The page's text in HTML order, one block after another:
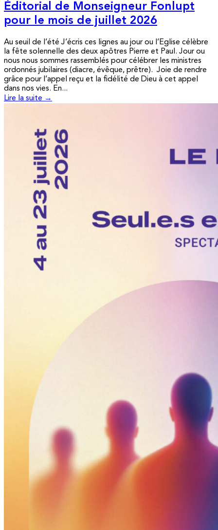
Éditorial de Monseigneur Fonlupt
pour le mois de juillet 2026
Au seuil de l’été J’écris ces lignes au jour ou l’Eglise célèbre
la fête solennelle des deux apôtres Pierre et Paul. Jour ou
nous nous sommes rassemblés pour célébrer les ministres
ordonnés jubilaires (diacre, évêque, prêtre). Joie de rendre
grâce pour l’appel reçu et la fidélité de Dieu à cet appel
dans nos vies. En...
Lire la suite →